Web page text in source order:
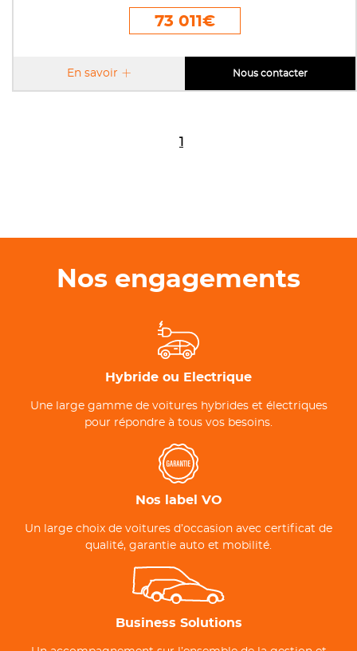
73 011€
En savoir Nous contacter
Nos engagements
Hybride ou Electrique
Une large gamme de voitures hybrides et électriques
pour répondre à tous vos besoins.
Nos label VO
Un large choix de voitures d’occasion avec certificat de
qualité, garantie auto et mobilité.
Business Solutions